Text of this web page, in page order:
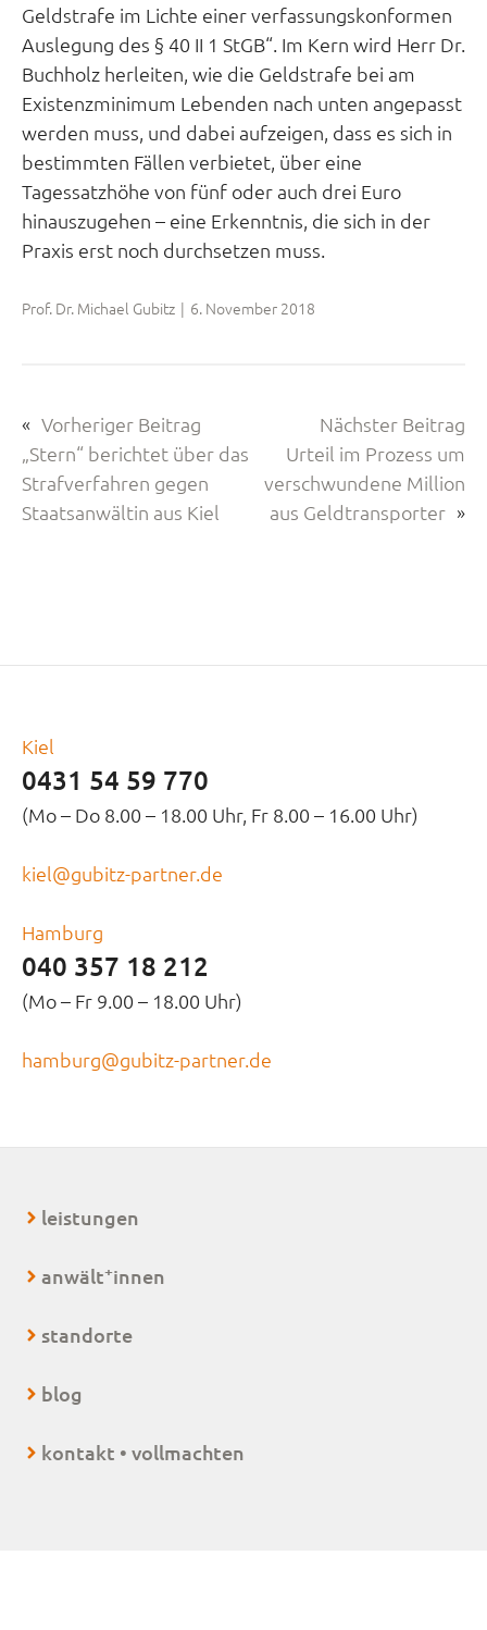
Geldstrafe im Lichte einer verfassungskonformen
Auslegung des § 40 II 1 StGB“. Im Kern wird Herr Dr.
Buchholz herleiten, wie die Geldstrafe bei am
Existenzminimum Lebenden nach unten angepasst
werden muss, und dabei aufzeigen, dass es sich in
bestimmten Fällen verbietet, über eine
Tagessatzhöhe von fünf oder auch drei Euro
hinauszugehen – eine Erkenntnis, die sich in der
Praxis erst noch durchsetzen muss.
Prof. Dr. Michael Gubitz | 6. November 2018
« Vorheriger Beitrag
„Stern“ berichtet über das
Strafverfahren gegen
Staatsanwältin aus Kiel
Nächster Beitrag
Urteil im Prozess um
verschwundene Million
aus Geldtransporter »
Kiel
0431 54 59 770
(Mo – Do 8.00 – 18.00 Uhr, Fr 8.00 – 16.00 Uhr)
kiel@gubitz-partner.de
Hamburg
040 357 18 212
(Mo – Fr 9.00 – 18.00 Uhr)
hamburg@gubitz-partner.de
leistungen
anwält+innen
standorte
blog
kontakt • vollmachten